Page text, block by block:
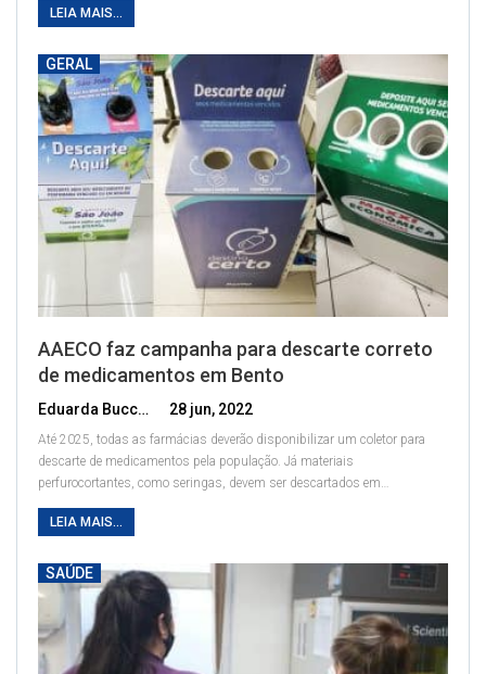
LEIA MAIS...
GERAL
AAECO faz campanha para descarte correto
de medicamentos em Bento
Eduarda Bucco 28 jun, 2022
Até 2025, todas as farmácias deverão disponibilizar um coletor para
descarte de medicamentos pela população. Já materiais
perfurocortantes, como seringas, devem ser descartados em
LEIA MAIS...
SAÚDE